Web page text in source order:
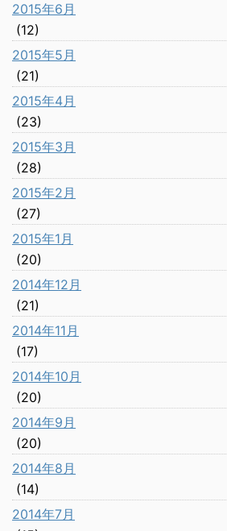
2015年6月
(12)
2015年5月
(21)
2015年4月
(23)
2015年3月
(28)
2015年2月
(27)
2015年1月
(20)
2014年12月
(21)
2014年11月
(17)
2014年10月
(20)
2014年9月
(20)
2014年8月
(14)
2014年7月